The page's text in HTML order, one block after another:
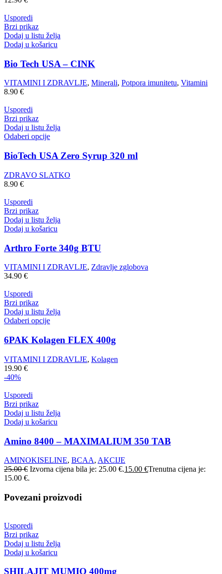
Usporedi
Brzi prikaz
Dodaj u listu želja
Dodaj u košaricu
Bio Tech USA – CINK
VITAMINI I ZDRAVLJE, Minerali, Potpora imunitetu, Vitamini
8.90 €
Usporedi
Brzi prikaz
Dodaj u listu želja
Odaberi opcije
BioTech USA Zero Syrup 320 ml
ZDRAVO SLATKO
8.90 €
Usporedi
Brzi prikaz
Dodaj u listu želja
Dodaj u košaricu
Arthro Forte 340g BTU
VITAMINI I ZDRAVLJE, Zdravlje zglobova
34.90 €
Usporedi
Brzi prikaz
Dodaj u listu želja
Odaberi opcije
6PAK Kolagen FLEX 400g
VITAMINI I ZDRAVLJE, Kolagen
19.90 €
-40%
Usporedi
Brzi prikaz
Dodaj u listu želja
Dodaj u košaricu
Amino 8400 – MAXIMALIUM 350 TAB
AMINOKISELINE, BCAA, AKCIJE
25.00€ Izvorna cijena bila je: 25.00 €.15.00 €Trenutna cijena je:
15.00 €.
Povezani proizvodi
Usporedi
Brzi prikaz
Dodaj u listu želja
Dodaj u košaricu
SHILAJIT MUMIO 400mg